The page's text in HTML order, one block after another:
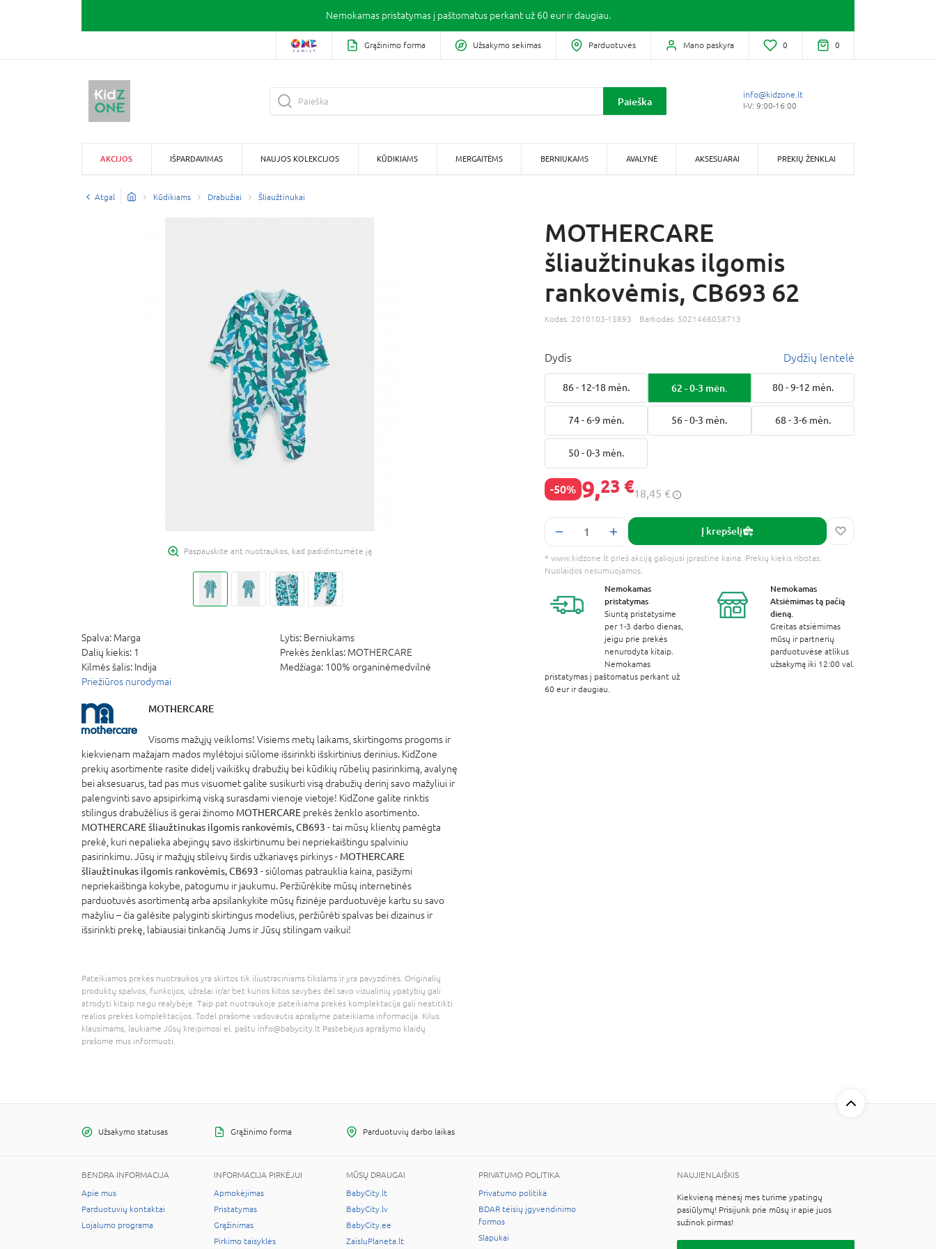
Nemokamas pristatymas į paštomatus perkant už 60 eur ir daugiau.
Grąžinimo forma Užsakymo sekimas Parduotuvės Mano paskyra 0 0
Paieška
info@kidzone.lt
I-V: 9:00-16:00
AKCIJOS IŠPARDAVIMAS NAUJOS KOLEKCIJOS KŪDIKIAMS MERGAITĖMS BERNIUKAMS AVALYNĖ AKSESUARAI PREKIŲ ŽENKLAI
Atgal Kūdikiams Drabužiai Šliaužtinukai
Paspauskite ant nuotraukos, kad padidintumėte ją
Spalva: Marga Lytis: Berniukams
Dalių kiekis: 1 Prekės ženklas: MOTHERCARE
Kilmės šalis: Indija Medžiaga: 100% organinėmedvilnė
Priežiūros nurodymai
MOTHERCARE
Visoms mažųjų veikloms! Visiems metų laikams, skirtingoms progoms ir
kiekvienam mažajam mados mylėtojui siūlome išsirinkti išskirtinius derinius. KidZone
prekių asortimente rasite didelį vaikiškų drabužių bei kūdikių rūbelių pasirinkimą, avalynę
bei aksesuarus, tad pas mus visuomet galite susikurti visą drabužių derinį savo mažyliui ir
palengvinti savo apsipirkimą viską surasdami vienoje vietoje! KidZone galite rinktis
stilingus drabužėlius iš gerai žinomo MOTHERCARE prekės ženklo asortimento.
MOTHERCARE šliaužtinukas ilgomis rankovėmis, CB693 - tai mūsų klientų pamėgta
prekė, kuri nepalieka abejingų savo išskirtinumu bei nepriekaištingu spalviniu
pasirinkimu. Jūsų ir mažųjų stileivų širdis užkariavęs pirkinys - MOTHERCARE
šliaužtinukas ilgomis rankovėmis, CB693 - siūlomas patrauklia kaina, pasižymi
nepriekaištinga kokybe, patogumu ir jaukumu. Peržiūrėkite mūsų internetinės
parduotuvės asortimentą arba apsilankykite mūsų fizinėje parduotuvėje kartu su savo
mažyliu – čia galėsite palyginti skirtingus modelius, peržiūrėti spalvas bei dizainus ir
išsirinkti prekę, labiausiai tinkančią Jums ir Jūsų stilingam vaikui!
Pateikiamos prekės nuotraukos yra skirtos tik iliustraciniams tikslams ir yra pavyzdinės. Originalių
produktų spalvos, funkcijos, užrašai ir/ar bet kurios kitos savybės dėl savo vizualinių ypatybių gali
atrodyti kitaip negu realybėje. Taip pat nuotraukoje pateikiama prekės komplektacija gali neatitikti
realios prekės komplektacijos. Todėl prašome vadovautis aprašyme pateikiama informacija. Kilus
klausimams, laukiame Jūsų kreipimosi el. paštu info@babycity.lt Pastebėjus aprašymo klaidų
prašome mus informuoti.
MOTHERCARE
šliaužtinukas ilgomis
rankovėmis, CB693 62
Kodas: 2010103-15893 Barkodas: 5021466058713
Dydis Dydžių lentelė
86 - 12-18 mėn. 62 - 0-3 mėn. 80 - 9-12 mėn.
74 - 6-9 mėn. 56 - 0-3 mėn. 68 - 3-6 mėn.
50 - 0-3 mėn.
-50% 9,23 €18,45 €
Į krepšelį
* www.kidzone.lt prieš akciją galiojusi įprastinė kaina. Prekių kiekis ribotas.
Nuolaidos nesumuojamos.
Nemokamas
pristatymas
Siuntą pristatysime
per 1-3 darbo dienas,
jeigu prie prekės
nenurodyta kitaip.
Nemokamas
pristatymas į paštomatus perkant už
60 eur ir daugiau.
Nemokamas
Atsiėmimastą pačią
dieną.
Greitas atsiėmimas
mūsų ir partnerių
parduotuvėse atlikus
užsakymą iki 12:00 val.
Užsakymo statusas Grąžinimo forma Parduotuvių darbo laikas
BENDRA INFORMACIJA
Apie mus
Parduotuvių kontaktai
Lojalumo programa
INFORMACIJA PIRKĖJUI
Apmokėjimas
Pristatymas
Grąžinimas
Pirkimo taisyklės
MŪSŲ DRAUGAI
BabyCity.lt
BabyCity.lv
BabyCity.ee
ZaisluPlaneta.lt
PRIVATUMO POLITIKA
Privatumo politika
BDAR teisių įgyvendinimo
formos
Slapukai
NAUJIENLAIŠKIS
Kiekvieną mėnesį mes turime ypatingų
pasiūlymų! Prisijunk prie mūsų ir apie juos
sužinok pirmas!